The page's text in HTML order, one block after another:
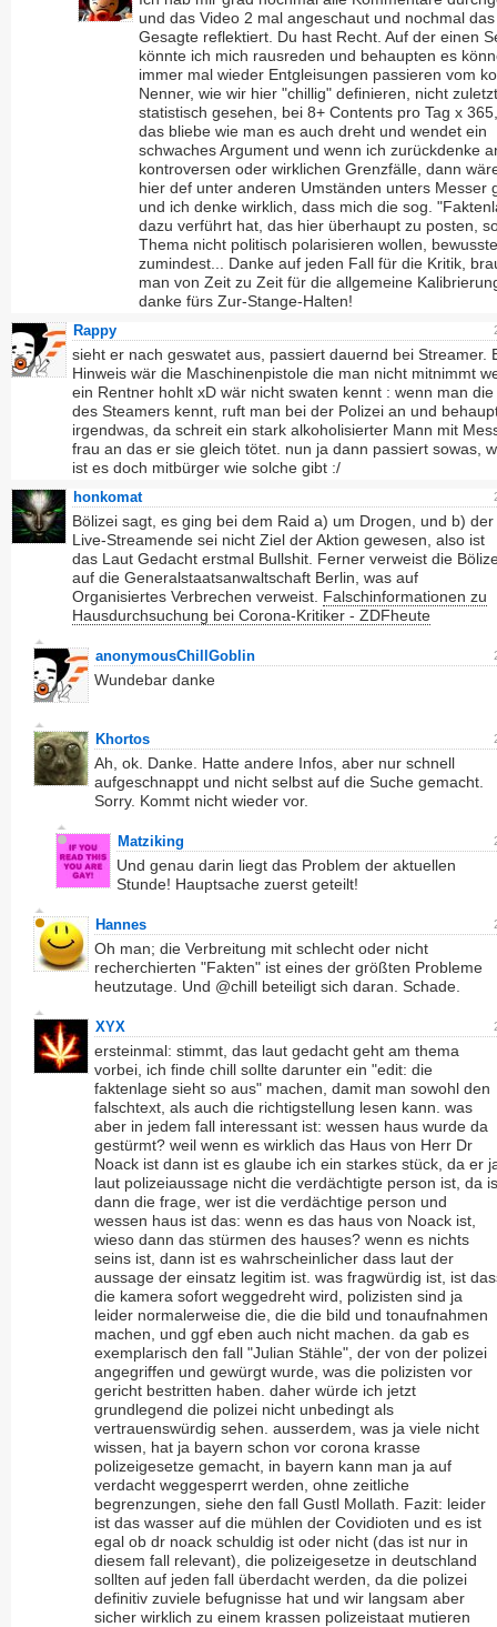
und das Video 2 mal angeschaut und nochmal
Gesagte reflektiert. Du hast Recht. Auf der einen
könnte ich mich rausreden und behaupten es
immer mal wieder Entgleisungen passieren vom
Nenner, wie wir hier "chillig" definieren, nicht zuletzt
statistisch gesehen, bei 8+ Contents pro Tag x
das bliebe wie man es auch dreht und wendet ein
schwaches Argument und wenn ich zurückdenke
kontroversen oder wirklichen Grenzfälle, dann
hier def unter anderen Umständen unters Messer
und ich denke wirklich, dass mich die sog.
dazu verführt hat, das hier überhaupt zu posten,
Thema nicht politisch polarisieren wollen,
zumindest... Danke auf jeden Fall für die Kritik,
man von Zeit zu Zeit für die allgemeine
danke fürs Zur-Stange-Halten!
Rappy
sieht er nach geswatet aus, passiert dauernd bei Streamer.
Hinweis wär die Maschinenpistole die man nicht mitnimmt
ein Rentner hohlt xD wär nicht swaten kennt : wenn man die
des Steamers kennt, ruft man bei der Polizei an und
irgendwas, da schreit ein stark alkoholisierter Mann mit
frau an das er sie gleich tötet. nun ja dann passiert sowas,
ist es doch mitbürger wie solche gibt :/
honkomat
Bölizei sagt, es ging bei dem Raid a) um Drogen, und b) der
Live-Streamende sei nicht Ziel der Aktion gewesen, also ist
das Laut Gedacht erstmal Bullshit. Ferner verweist die
auf die Generalstaatsanwaltschaft Berlin, was auf
Organisiertes Verbrechen verweist. Falschinformationen zu
Hausdurchsuchung bei Corona-Kritiker - ZDFheute
anonymousChillGoblin
Wundebar danke
Khortos
Ah, ok. Danke. Hatte andere Infos, aber nur schnell
aufgeschnappt und nicht selbst auf die Suche gemacht.
Sorry. Kommt nicht wieder vor.
Matziking
Und genau darin liegt das Problem der aktuellen
Stunde! Hauptsache zuerst geteilt!
Hannes
Oh man; die Verbreitung mit schlecht oder nicht
recherchierten "Fakten" ist eines der größten Probleme
heutzutage. Und @chill beteiligt sich daran. Schade.
XYX
ersteinmal: stimmt, das laut gedacht geht am thema
vorbei, ich finde chill sollte darunter ein "edit: die
faktenlage sieht so aus" machen, damit man sowohl den
falschtext, als auch die richtigstellung lesen kann. was
aber in jedem fall interessant ist: wessen haus wurde da
gestürmt? weil wenn es wirklich das Haus von Herr Dr
Noack ist dann ist es glaube ich ein starkes stück, da er
laut polizeiaussage nicht die verdächtigte person ist, da
dann die frage, wer ist die verdächtige person und
wessen haus ist das: wenn es das haus von Noack ist,
wieso dann das stürmen des hauses? wenn es nichts
seins ist, dann ist es wahrscheinlicher dass laut der
aussage der einsatz legitim ist. was fragwürdig ist, ist
die kamera sofort weggedreht wird, polizisten sind ja
leider normalerweise die, die die bild und tonaufnahmen
machen, und ggf eben auch nicht machen. da gab es
exemplarisch den fall "Julian Stähle", der von der polizei
angegriffen und gewürgt wurde, was die polizisten vor
gericht bestritten haben. daher würde ich jetzt
grundlegend die polizei nicht unbedingt als
vertrauenswürdig sehen. ausserdem, was ja viele nicht
wissen, hat ja bayern schon vor corona krasse
polizeigesetze gemacht, in bayern kann man ja auf
verdacht weggesperrt werden, ohne zeitliche
begrenzungen, siehe den fall Gustl Mollath. Fazit: leider
ist das wasser auf die mühlen der Covidioten und es ist
egal ob dr noack schuldig ist oder nicht (das ist nur in
diesem fall relevant), die polizeigesetze in deutschland
sollten auf jeden fall überdacht werden, da die polizei
definitiv zuviele befugnisse hat und wir langsam aber
sicher wirklich zu einem krassen polizeistaat mutieren